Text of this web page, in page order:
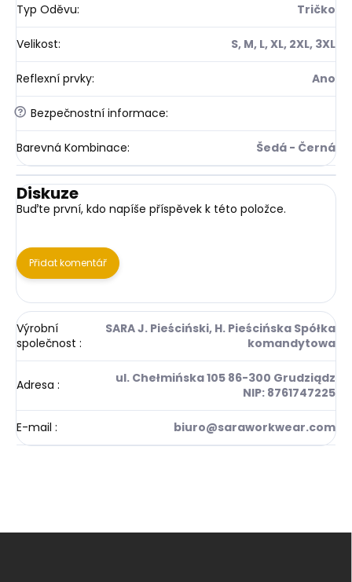
Typ Oděvu: Tričko
Velikost: S, M, L, XL, 2XL, 3XL
Reflexní prvky: Ano
? Bezpečnostní informace:
Barevná Kombinace: Šedá - Černá
Diskuze
Buďte první, kdo napíše příspěvek k této položce.
Přidat komentář
Výrobní
společnost :
SARA J. Pieściński, H. Pieścińska Spółka
komandytowa
Adresa :
ul. Chełmińska 105 86-300 Grudziądz
NIP: 8761747225
E-mail : biuro@saraworkwear.com
Z